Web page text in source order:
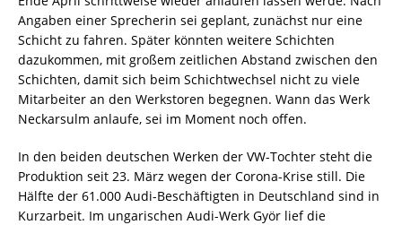
Angaben einer Sprecherin sei geplant, zunächst nur eine
Schicht zu fahren. Später könnten weitere Schichten
dazukommen, mit großem zeitlichen Abstand zwischen den
Schichten, damit sich beim Schichtwechsel nicht zu viele
Mitarbeiter an den Werkstoren begegnen. Wann das Werk
Neckarsulm anlaufe, sei im Moment noch offen.
In den beiden deutschen Werken der VW-Tochter steht die
Produktion seit 23. März wegen der Corona-Krise still. Die
Hälfte der 61.000 Audi-Beschäftigten in Deutschland sind in
Kurzarbeit. Im ungarischen Audi-Werk Györ lief die